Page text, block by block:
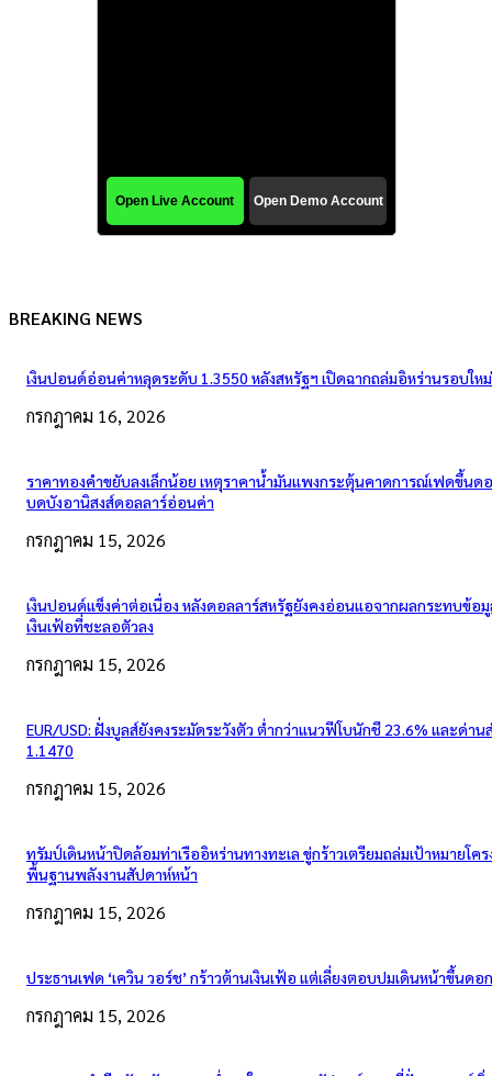
BREAKING NEWS
เงินปอนด์อ่อนค่าหลุดระดับ 1.3550 หลังสหรัฐฯ เปิดฉากถล่มอิหร่านรอบใหม่
กรกฎาคม 16, 2026
ราคาทองคำขยับลงเล็กน้อย เหตุราคาน้ำมันแพงกระตุ้นคาดการณ์เฟดขึ้นด
บดบังอานิสงส์ดอลลาร์อ่อนค่า
กรกฎาคม 15, 2026
เงินปอนด์แข็งค่าต่อเนื่อง หลังดอลลาร์สหรัฐยังคงอ่อนแอจากผลกระทบข้อ
เงินเฟ้อที่ชะลอตัวลง
กรกฎาคม 15, 2026
EUR/USD: ฝั่งบูลส์ยังคงระมัดระวังตัว ต่ำกว่าแนวฟีโบนักชี 23.6% และด่า
1.1470
กรกฎาคม 15, 2026
ทรัมป์เดินหน้าปิดล้อมท่าเรืออิหร่านทางทะเล ขู่กร้าวเตรียมถล่มเป้าหมายโคร
พื้นฐานพลังงานสัปดาห์หน้า
กรกฎาคม 15, 2026
ประธานเฟด ‘เควิน วอร์ช’ กร้าวต้านเงินเฟ้อ แต่เลี่ยงตอบปมเดินหน้าขึ้นดอ
กรกฎาคม 15, 2026